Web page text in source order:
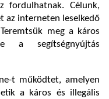
fordulhatnak. Célunk,
az interneten leselkedő
meg a káros
a segítségnyújtás
t működtet, amelyen
a káros és illegális